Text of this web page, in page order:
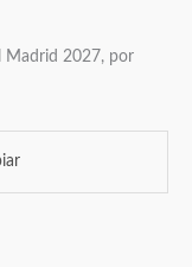
Madrid 2027, por